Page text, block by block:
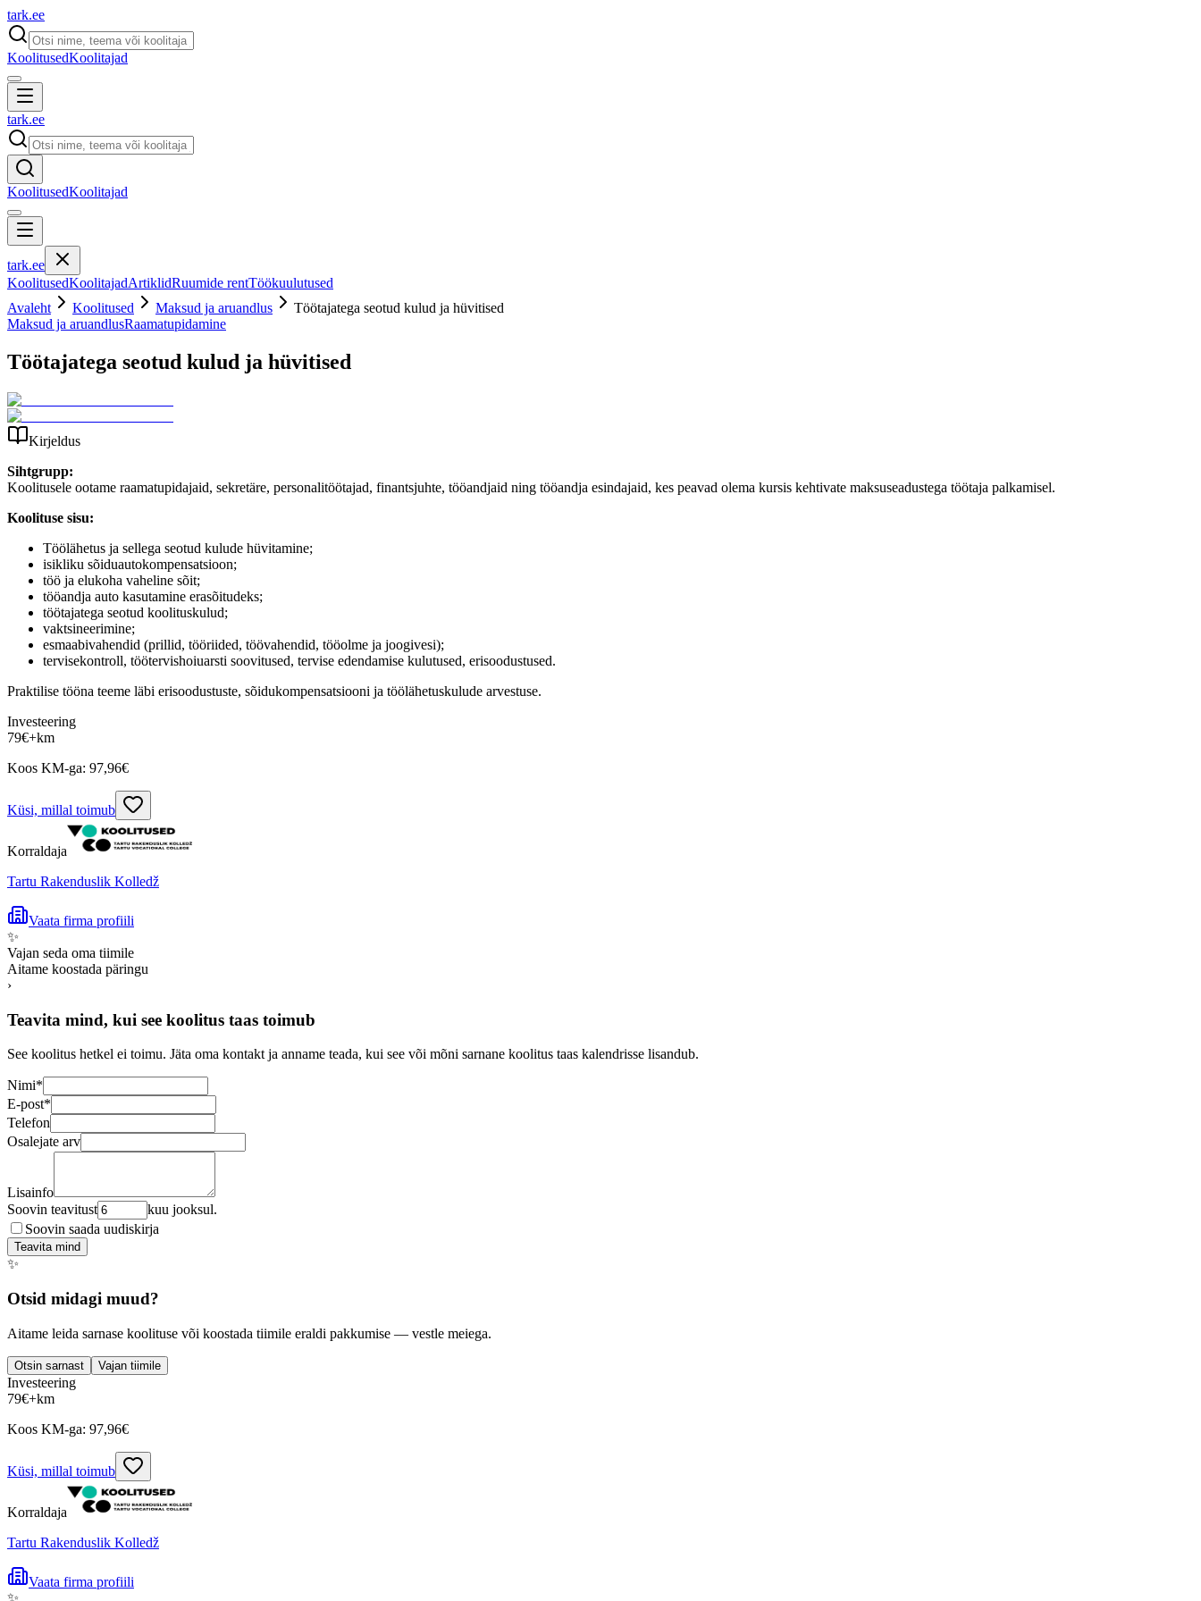
tark.ee
KoolitusedKoolitajad
tark.ee
KoolitusedKoolitajad
tark.ee
KoolitusedKoolitajadArtiklidRuumide rentTöökuulutused
Avaleht
Koolitused Maksud ja aruandlus
Töötajatega seotud kulud ja hüvitised
Maksud ja aruandlusRaamatupidamine
Töötajatega seotud kulud ja hüvitised
Kirjeldus
Sihtgrupp:
Koolitusele ootame raamatupidajaid, sekretäre, personalitöötajad, finantsjuhte, tööandjaid ning tööandja esindajaid, kes peavad olema kursis kehtivate maksuseadustega töötaja palkamisel.
Koolituse sisu:
Töölähetus ja sellega seotud kulude hüvitamine;
isikliku sõiduautokompensatsioon;
töö ja elukoha vaheline sõit;
tööandja auto kasutamine erasõitudeks;
töötajatega seotud koolituskulud;
vaktsineerimine;
esmaabivahendid (prillid, tööriided, töövahendid, tööolme ja joogivesi);
tervisekontroll, töötervishoiuarsti soovitused, tervise edendamise kulutused, erisoodustused.
Praktilise tööna teeme läbi erisoodustuste, sõidukompensatsiooni ja töölähetuskulude arvestuse.
Investeering
79€+km
Koos KM-ga: 97,96€
Küsi, millal toimub
Korraldaja
Tartu Rakenduslik Kolledž
Vaata firma profiili
✨
Vajan seda oma tiimile
Aitame koostada päringu
›
Teavita mind, kui see koolitus taas toimub
See koolitus hetkel ei toimu. Jäta oma kontakt ja anname teada, kui see või mõni sarnane koolitus taas kalendrisse lisandub.
Nimi*
E-post*
Telefon
Osalejate arv
Lisainfo
Soovin teavitust
kuu jooksul.
Soovin saada uudiskirja
Teavita mind
✨
Otsid midagi muud?
Aitame leida sarnase koolituse või koostada tiimile eraldi pakkumise — vestle meiega.
Otsin sarnast Vajan tiimile
Investeering
79€+km
Koos KM-ga: 97,96€
Küsi, millal toimub
Korraldaja
Tartu Rakenduslik Kolledž
Vaata firma profiili
✨